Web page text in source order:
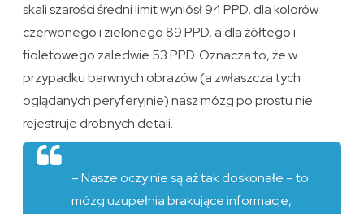
skali szarości średni limit wyniósł 94 PPD, dla kolorów
czerwonego i zielonego 89 PPD, a dla żółtego i
fioletowego zaledwie 53 PPD. Oznacza to, że w
przypadku barwnych obrazów (a zwłaszcza tych
oglądanych peryferyjnie) nasz mózg po prostu nie
rejestruje drobnych detali.
– Nasze oczy nie są aż tak doskonałe – to
mózg uzupełnia brakujące informacje,